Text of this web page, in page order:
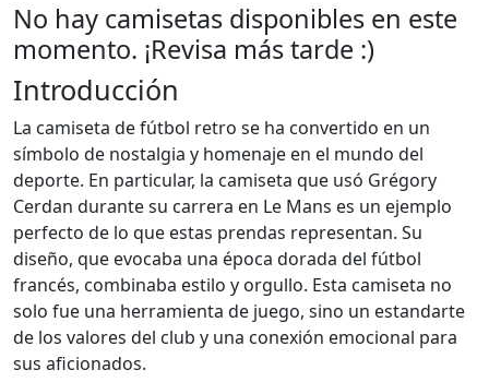
No hay camisetas disponibles en este
momento. ¡Revisa más tarde :)
Introducción
La camiseta de fútbol retro se ha convertido en un
símbolo de nostalgia y homenaje en el mundo del
deporte. En particular, la camiseta que usó Grégory
Cerdan durante su carrera en Le Mans es un ejemplo
perfecto de lo que estas prendas representan. Su
diseño, que evocaba una época dorada del fútbol
francés, combinaba estilo y orgullo. Esta camiseta no
solo fue una herramienta de juego, sino un estandarte
de los valores del club y una conexión emocional para
sus aficionados.